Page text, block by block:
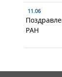
11.06
РАН